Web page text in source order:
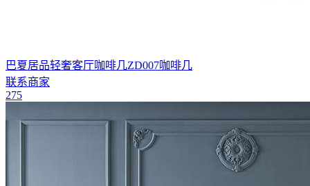
巴夏居品轻奢客厅咖啡几ZD007咖啡几
联系商家
275